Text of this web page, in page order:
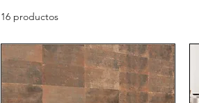
16 productos